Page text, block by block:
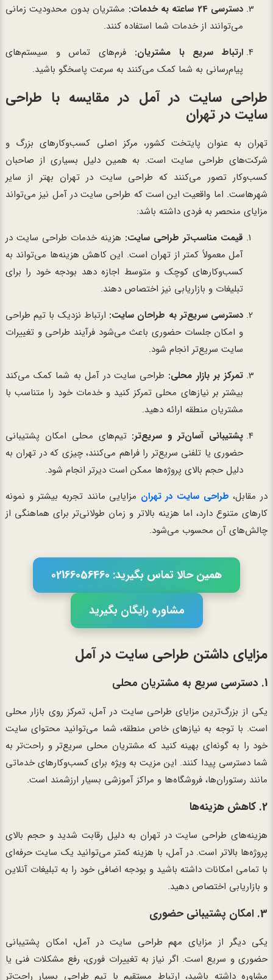
دسترسی 24 ساعته به خدمات:
مشتریان بدون محدودیت زمانی
می‌توانند از خدمات شما استفاده کنند.
ارتباط سریع با مشتریان: فرم‌های تماس و سیستم‌های
پیام‌رسانی به شما کمک می‌کنند به سرعت پاسخگو باشید.
طراحی سایت در آمل در مقایسه با طراحی
سایت در تهران
تهران به عنوان پایتخت کشور، مرکز اصلی کسب‌وکارهای بزرگ و
شرکت‌های طراحی سایت است. به همین دلیل بسیاری از صاحبان
کسب‌وکار تصور می‌کنند که طراحی سایت در تهران بهتر از سایر
شهرهاست. اما واقعیت این است که طراحی سایت در آمل نیز می‌تواند
مزایای منحصر به فردی داشته باشد:
قیمت مناسب‌تر طراحی سایت: هزینه خدمات طراحی سایت در
آمل معمولاً کمتر از تهران است. این کاهش هزینه‌ها می‌تواند به
کسب‌وکارهای کوچک و متوسط اجازه دهد بودجه خود را برای
تبلیغات و بازاریابی نیز اختصاص دهند.
دسترسی سریع‌تر به طراحان سایت: ارتباط نزدیک با تیم طراحی
و امکان جلسات حضوری باعث می‌شود فرآیند طراحی و تغییرات
سایت سریع‌تر انجام شود.
تمرکز بر بازار محلی: طراحی سایت در آمل به شما کمک می‌کند
بیشتر بر نیازهای محلی تمرکز کنید و خدمات خود را متناسب با
مشتریان منطقه ارائه دهید.
پشتیبانی آسان‌تر و سریع‌تر: تیم‌های محلی امکان پشتیبانی
حضوری یا تلفنی سریع‌تر را فراهم می‌کنند، چیزی که در تهران به
دلیل حجم بالای پروژه‌ها ممکن است دیرتر انجام شود.
در مقابل، طراحی سایت در تهران مزایایی مانند تجربه بیشتر و نمونه
کارهای متنوع دارد، اما هزینه بالاتر و زمان طولانی‌تر برای هماهنگی از
چالش‌های آن محسوب می‌شود.
همین حالا تماس بگیرید: 02166056460
مشاوره رایگان بگیرید
مزایای داشتن طراحی سایت در آمل
1. دسترسی سریع به مشتریان محلی
یکی از بزرگ‌ترین مزایای طراحی سایت در آمل، تمرکز روی بازار محلی
است. با توجه به نیازهای خاص منطقه، شما می‌توانید محتوای سایت
خود را به گونه‌ای بهینه کنید که مشتریان محلی سریع‌تر و راحت‌تر به
شما دسترسی پیدا کنند. این مزیت به ویژه برای کسب‌وکارهای خدماتی
مانند رستوران‌ها، فروشگاه‌ها و مراکز آموزشی بسیار ارزشمند است.
2. کاهش هزینه‌ها
هزینه‌های طراحی سایت در تهران به دلیل رقابت شدید و حجم بالای
پروژه‌ها بالاتر است. در آمل، با هزینه کمتر می‌توانید یک سایت حرفه‌ای
با تمامی امکانات داشته باشید و بودجه اضافی خود را به تبلیغات آنلاین
و بازاریابی اختصاص دهید.
3. امکان پشتیبانی حضوری
یکی دیگر از مزایای مهم طراحی سایت در آمل، امکان پشتیبانی
حضوری و سریع است. اگر نیاز به تغییرات فوری، رفع مشکلات فنی یا
مشاوره داشته باشید، ارتباط مستقیم با تیم طراحی بسیار راحت‌تر